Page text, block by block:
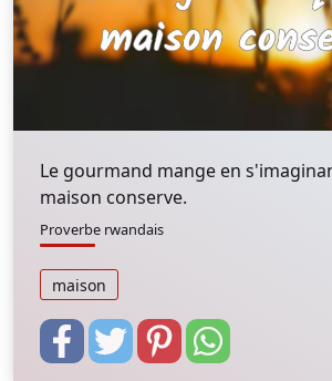
Le gourmand mange en
maison conserve.
Proverbe rwandais
maison